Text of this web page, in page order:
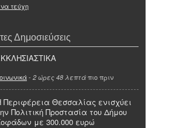
τεύχη
Δημοσιεύσεις
- 2 ώρες 48 λεπτά πιο πριν
Περιφέρεια Θεσσαλίας ενισχύει
Πολιτική Προστασία του Δήμου
με 300.000 ευρώ